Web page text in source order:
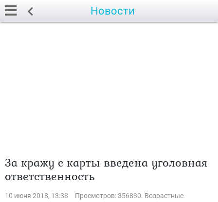
Новости
За кражу с карты введена уголовная
ответственность
10 июня 2018, 13:38
Просмотров: 356830. Возрастные